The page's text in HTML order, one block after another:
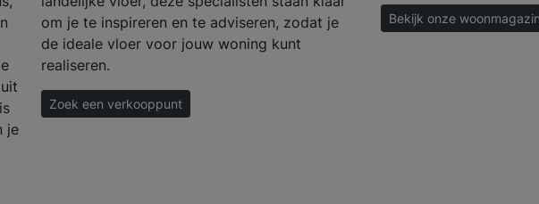
je
om je te inspireren en te adviseren, zodat je
de ideale vloer voor jouw woning kunt
realiseren.
Zoek een verkooppunt
Bekijk onze